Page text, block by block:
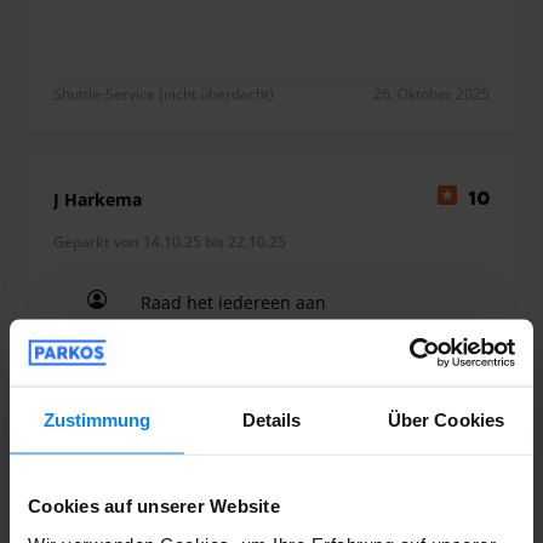
Zustimmung Details Über Cookies
Cookies auf unserer Website
Shuttle-Service (nicht überdacht) 26. Oktober 2025
J Harkema 10
Geparkt von 14.10.25 bis 22.10.25
Raad het iedereen aan